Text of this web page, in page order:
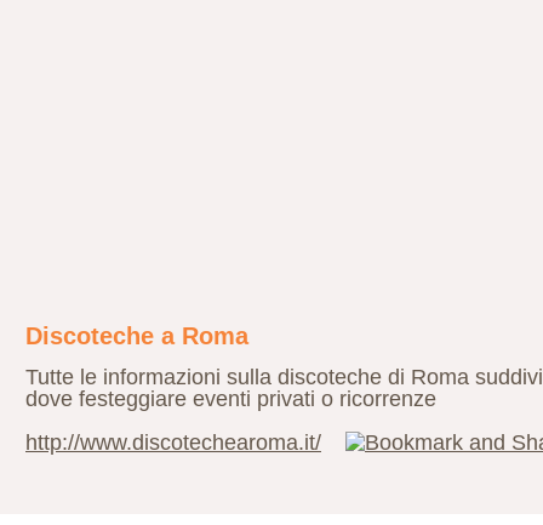
Discoteche a Roma
Tutte le informazioni sulla discoteche di Roma
dove festeggiare eventi privati o ricorrenze
http://www.discotechearoma.it/